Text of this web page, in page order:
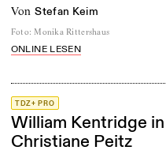
von Stefan Keim
Foto: Monika Rittershaus
ONLINE LESEN
TDZ+ PRO
William Kentridge
Christiane Peitz